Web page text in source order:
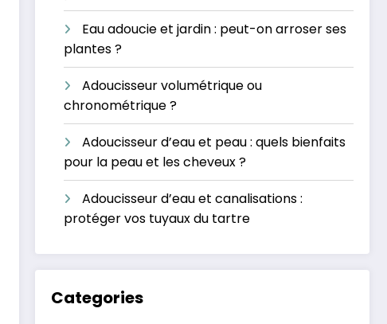
Eau adoucie et jardin : peut-on arroser ses
plantes ?
Adoucisseur volumétrique ou
chronométrique ?
Adoucisseur d’eau et peau : quels bienfaits
pour la peau et les cheveux ?
Adoucisseur d’eau et canalisations :
protéger vos tuyaux du tartre
Categories